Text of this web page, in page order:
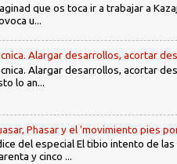
que os toca ir a trabajar a
u...
Alargar desarrollos, acortar
Alargar desarrollos, acortar
lo an...
Phasar y el 'movimiento pies
del especial El tibio intento de
y cinco ...